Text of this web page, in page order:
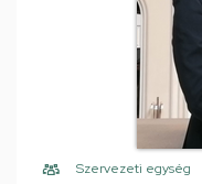
Szervezeti egység